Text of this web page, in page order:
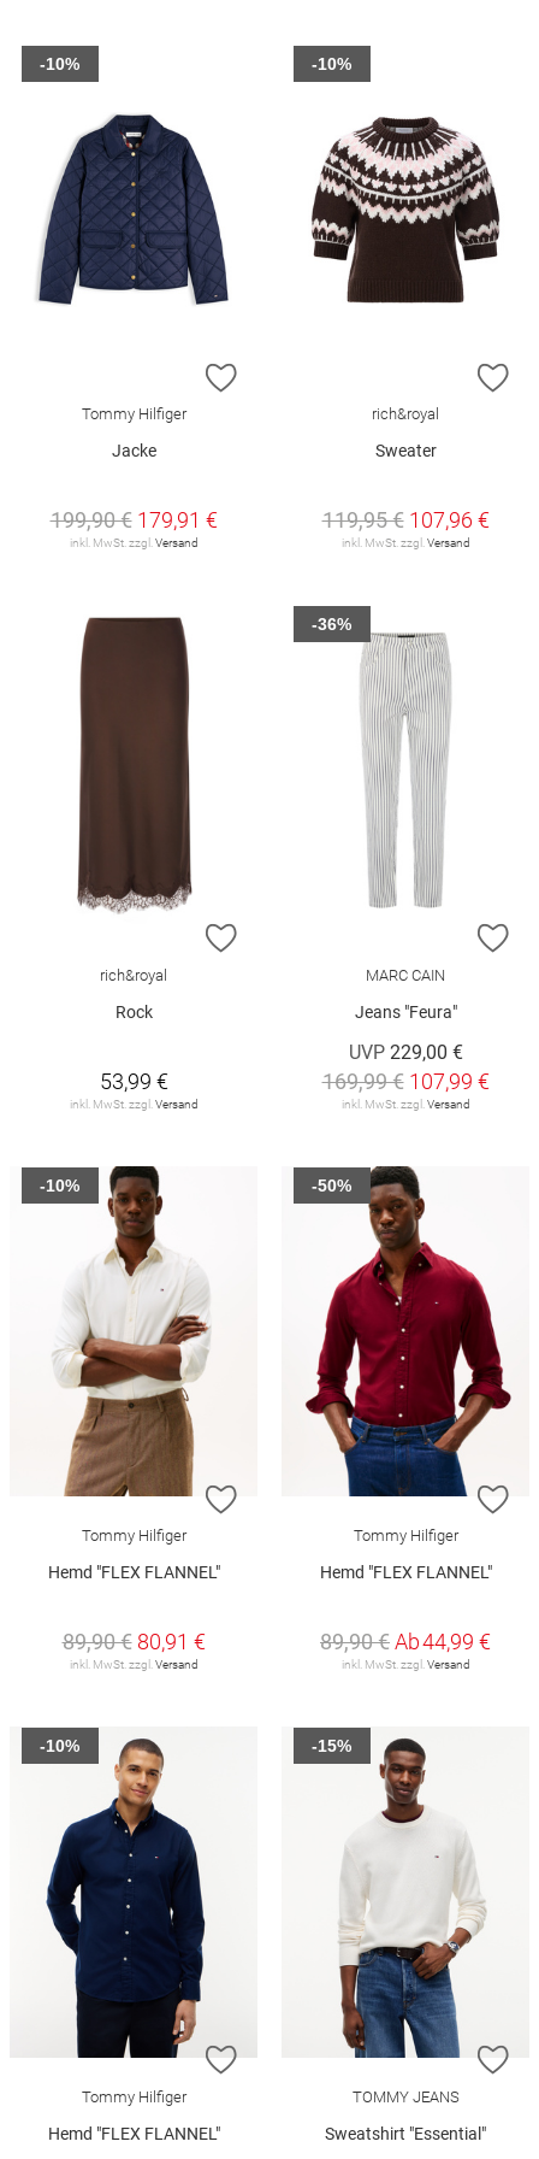
ZUR WUNSCHLISTE HINZUFÜGEN
Tommy Hilfiger
Jacke
199,90 € 179,91 €
inkl. MwSt. zzgl. Versand
-10%
rich&royal
Sweater
119,95 € 107,96 €
inkl. MwSt. zzgl. Versand
-10%
ZUR WUNSCHLISTE HINZUFÜGEN
rich&royal
Rock
53,99 €
inkl. MwSt. zzgl. Versand
MARC CAIN
Jeans "Feura"
UVP 229,00 €
169,99 € 107,99 €
inkl. MwSt. zzgl. Versand
-36%
ZUR WUNSCHLISTE HINZUFÜGEN
Tommy Hilfiger
Hemd "FLEX FLANNEL"
89,90 € 80,91 €
inkl. MwSt. zzgl. Versand
-10%
Tommy Hilfiger
Hemd "FLEX FLANNEL"
89,90 €Ab44,99 €
inkl. MwSt. zzgl. Versand
-50%
ZUR WUNSCHLISTE HINZUFÜGEN
Tommy Hilfiger
Hemd "FLEX FLANNEL"
-10%
TOMMY JEANS
Sweatshirt "Essential"
-15%